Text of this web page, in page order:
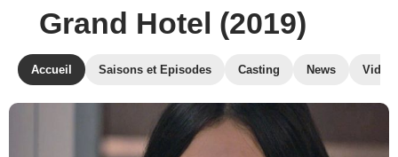
Grand Hotel (2019)
Accueil Saisons et Episodes Casting News